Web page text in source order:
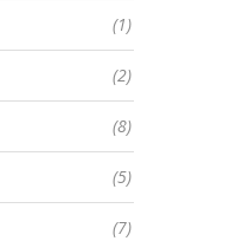
(1)
(2)
(8)
(5)
(7)